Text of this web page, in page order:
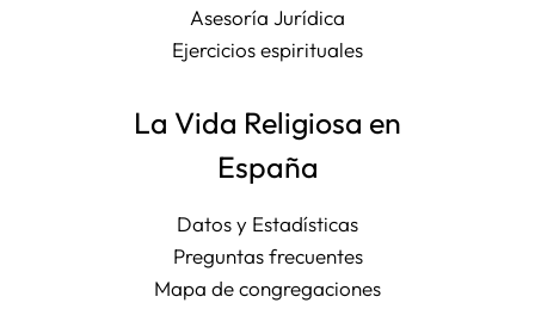
Asesoría Jurídica
Ejercicios espirituales
La Vida Religiosa en
España
Datos y Estadísticas
Preguntas frecuentes
Mapa de congregaciones